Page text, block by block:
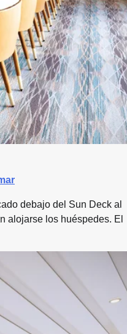
debajo del Sun Deck al
alojarse los huéspedes. El